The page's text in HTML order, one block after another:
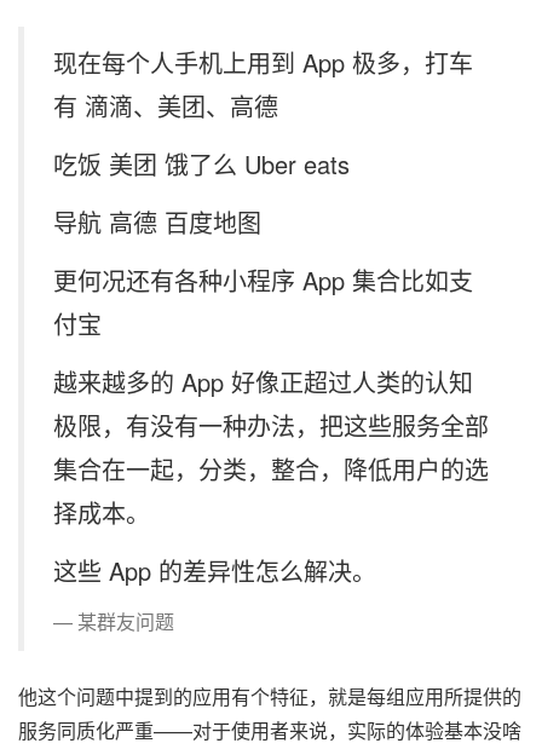
现在每个人手机上用到 App 极多，打车
有 滴滴、美团、高德
吃饭 美团 饿了么 Uber eats
导航 高德 百度地图
更何况还有各种小程序 App 集合比如支
付宝
越来越多的 App 好像正超过人类的认知
极限，有没有一种办法，把这些服务全部
集合在一起，分类，整合，降低用户的选
择成本。
这些 App 的差异性怎么解决。
某群友问题
他这个问题中提到的应用有个特征，就是每组应用所提供的
服务同质化严重——对于使用者来说，实际的体验基本没啥